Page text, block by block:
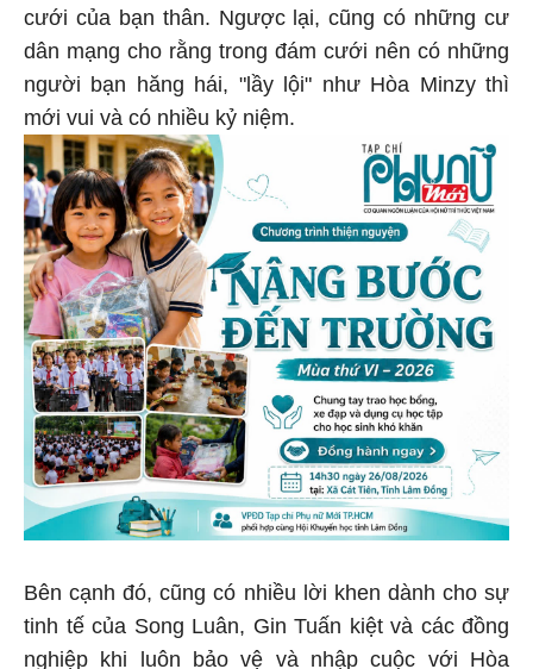
cưới của bạn thân. Ngược lại, cũng có những cư
dân mạng cho rằng trong đám cưới nên có những
người bạn hăng hái, "lầy lội" như Hòa Minzy thì
mới vui và có nhiều kỷ niệm.
Bên cạnh đó, cũng có nhiều lời khen dành cho sự
tinh tế của Song Luân, Gin Tuấn kiệt và các đồng
nghiệp khi luôn bảo vệ và nhập cuộc với Hòa